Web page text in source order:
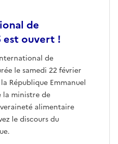
de
est ouvert !
de
le samedi 22 février
République Emmanuel
la ministre de
alimentaire
le discours du